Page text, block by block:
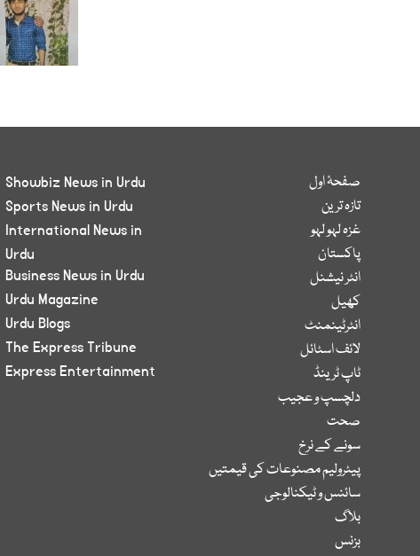
صفحۂ اول
تازہ ترین
غزہ لہو لہو
پاکستان
انٹر نیشنل
کھیل
انٹرٹینمنٹ
لائف اسٹائل
ٹاپ ٹرینڈ
دلچسپ و عجیب
صحت
سونے کے نرخ
پیٹرولیم مصنوعات کی قیمتیں
سائنس و ٹیکنالوجی
بلاگ
بزنس
Showbiz News in Urdu
Sports News in Urdu
International News in
Urdu
Business News in Urdu
Urdu Magazine
Urdu Blogs
The Express Tribune
Express Entertainment